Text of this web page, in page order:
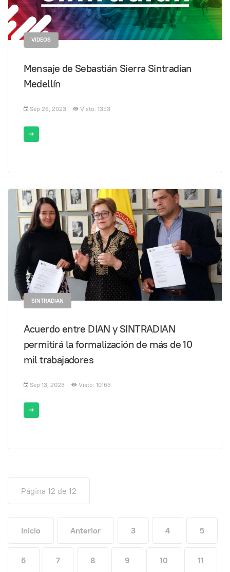
VIDEOS
Mensaje de Sebastián Sierra Sintradian
Medellín
Sep 28, 2023 Visto: 1353
SINTRADIAN
Acuerdo entre DIAN y SINTRADIAN
permitirá la formalización de más de 10
mil trabajadores
Sep 13, 2023 Visto: 10163
Página 12 de 12
Inicio Anterior 3 4 5
6 7 8 9 10 11